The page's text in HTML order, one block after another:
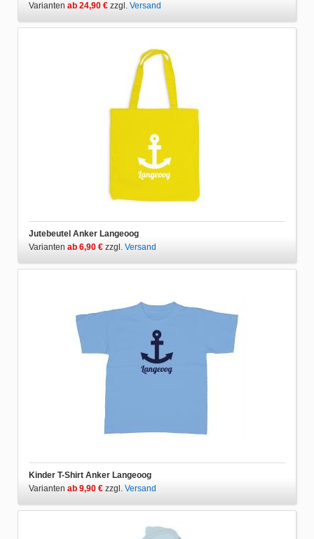
Varianten ab 24,90 € zzgl. Versand
Jutebeutel Anker Langeoog
Varianten ab 6,90 € zzgl. Versand
Kinder T-Shirt Anker Langeoog
Varianten ab 9,90 € zzgl. Versand